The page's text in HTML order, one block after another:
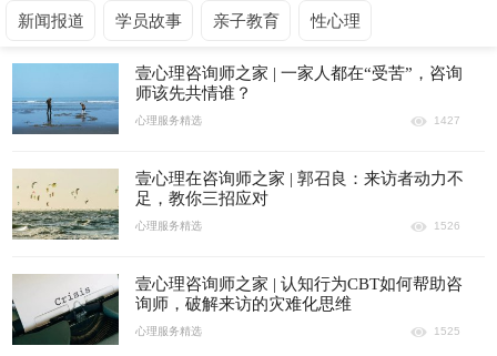
新闻报道 学员故事 亲子教育 性心理
壹心理咨询师之家 | 一家人都在“受苦”，咨询
师该先共情谁？
心理服务精选 1427
壹心理在咨询师之家 | 郭召良：来访者动力不
足，教你三招应对
心理服务精选 1526
壹心理咨询师之家 | 认知行为CBT如何帮助咨
询师，破解来访的灾难化思维
心理服务精选 1525